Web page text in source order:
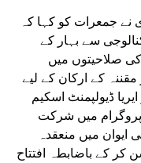
نے جمعرات کو کہا کہ
سے بہار کے
صلاحیتوں میں
کے ارکان کے لیے
ڈیولپمنٹ اسکیم
پروگرام میں شرکت
ایوان میں منعقدہ
کے باضابطہ افتتاح